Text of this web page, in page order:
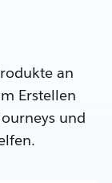
an
Erstellen
und